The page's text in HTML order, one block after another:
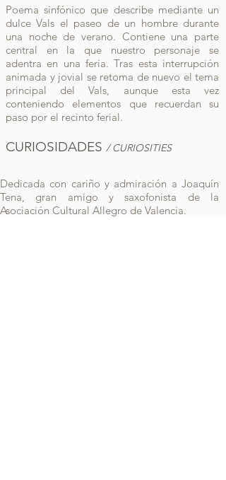
Poema sinfónico que describe mediante un
dulce Vals el paseo de un hombre durante
una noche de verano. Contiene una parte
central en la que nuestro personaje se
adentra en una feria. Tras esta interrupción
animada y jovial se retoma de nuevo el tema
principal del Vals, aunque esta vez
conteniendo elementos que recuerdan su
paso por el recinto ferial.
CURIOSIDADES / CURIOSITIES
Dedicada con cariño y admiración a Joaquín
Tena, gran amigo y saxofonista de la
Asociación Cultural Allegro de Valencia.